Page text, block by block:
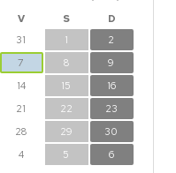
V S
D
31 1
2
7 8
9
14 15
16
21 22
23
28 29
30
4 5 6